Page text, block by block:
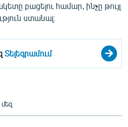
բացելու համար, ինչը թույլ
ստանալ։
Տելեգրամում